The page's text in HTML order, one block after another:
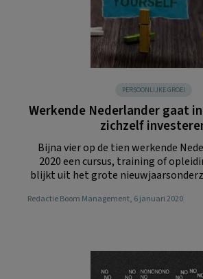
PERSOONLIJKE GROEI
Werkende Nederlander gaat
zichzelf
Bijna vier op de tien werkende
2020 een cursus, training of
blijkt uit het grote
Redactie Boom Management, 6 januari 2020